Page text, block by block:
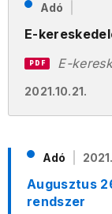
Adó
E-
2021.10.21.
PDF E-
Adó
Augusztus
rendszer